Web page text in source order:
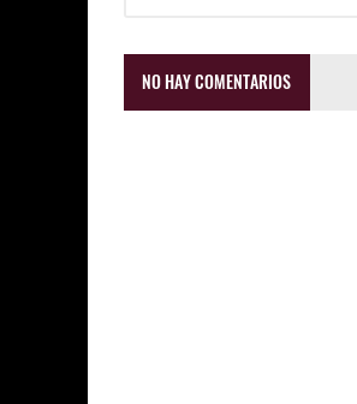
NO HAY COMENTARIOS